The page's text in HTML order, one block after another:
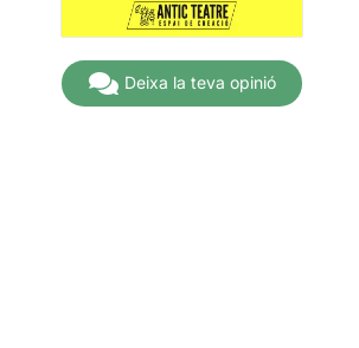
Deixa la teva opinió